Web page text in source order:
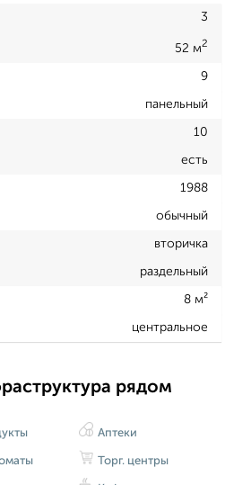
3
52 м2
9
панельный
10
есть
1988
обычный
вторичка
раздельный
8 м²
центральное
рядом
Аптеки
Торг. центры